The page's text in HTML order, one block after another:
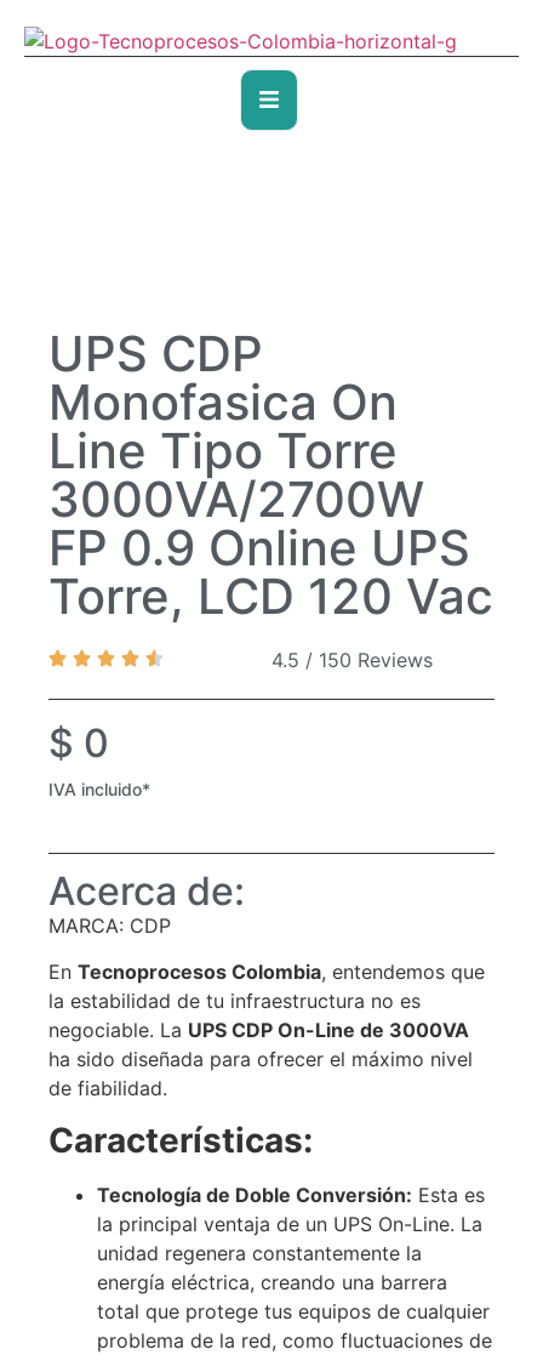
UPS CDP
Monofasica On
Line Tipo Torre
3000VA/2700W
FP 0.9 Online UPS
Torre, LCD 120 Vac
4.5 / 150 Reviews
$ 0
IVA incluido*
Acerca de:
MARCA: CDP
En Tecnoprocesos Colombia, entendemos que
la estabilidad de tu infraestructura no es
negociable. La UPS CDP On-Line de 3000VA
ha sido diseñada para ofrecer el máximo nivel
de fiabilidad.
Características:
Tecnología de Doble Conversión: Esta es
la principal ventaja de un UPS On-Line. La
unidad regenera constantemente la
energía eléctrica, creando una barrera
total que protege tus equipos de cualquier
problema de la red, como fluctuaciones de